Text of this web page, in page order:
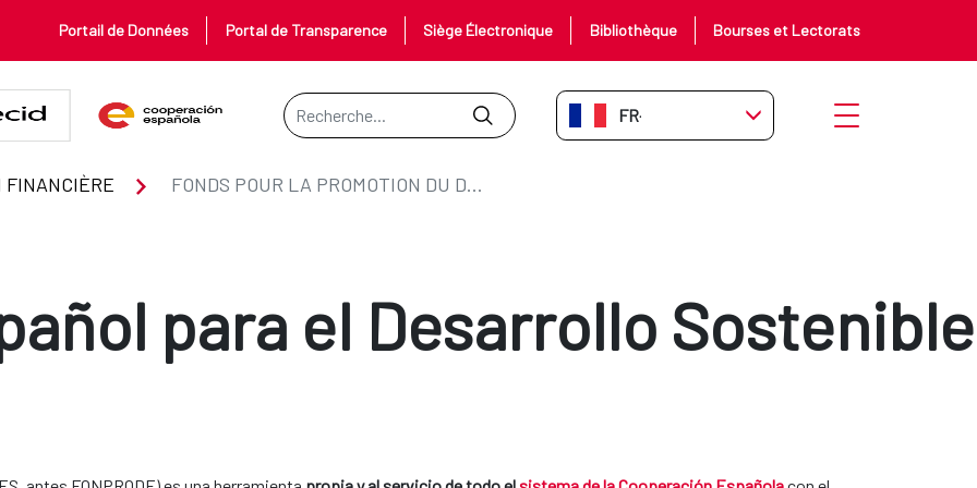
Portail de Données Portal de Transparence Siège Électronique Bibliothèque Bourses et Lectorats
Barre de recherche
FR-FR Ouvrir le menu
FINANCIÈRE FONDS POUR LA PROMOTION DU DÉVELOPPEMENT
para el Desarrollo Sostenible